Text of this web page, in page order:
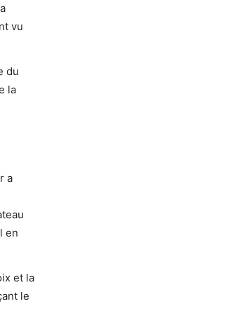
vu
du
la
a
en
et la
le